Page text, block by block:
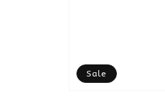
Sale